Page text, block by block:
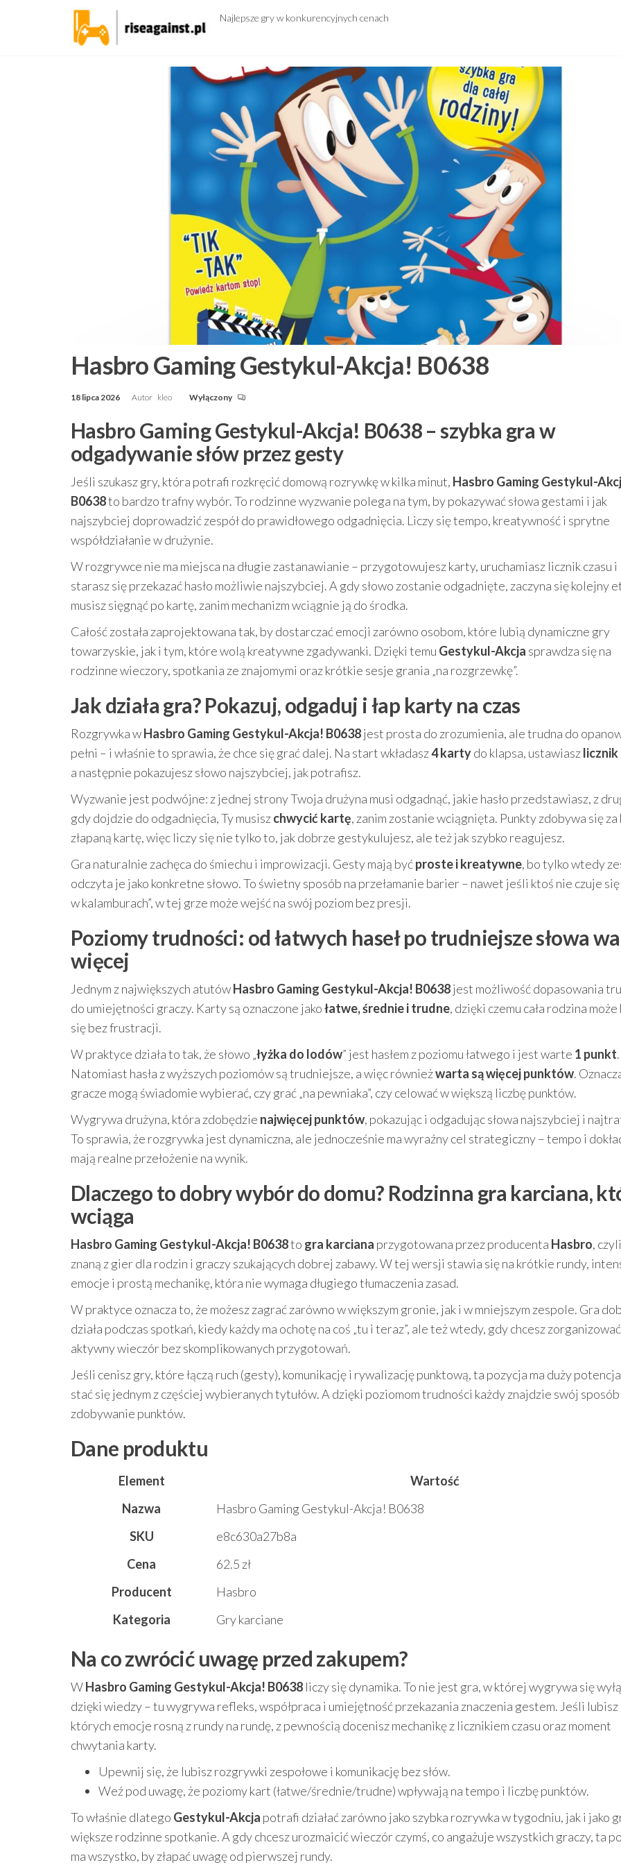
Najlepsze gry w konkurencyjnych cenach
Hasbro Gaming Gestykul-Akcja! B0638
18 lipca 2026 Autor kleo Wyłączony
Hasbro Gaming Gestykul-Akcja! B0638 – szybka gra w
odgadywanie słów przez gesty
Jeśli szukasz gry, która potrafi rozkręcić domową rozrywkę w kilka minut, Hasbro Gaming Gestykul-
B0638to bardzo trafny wybór. To rodzinne wyzwanie polega na tym, by pokazywać słowa gestami i jak
najszybciej doprowadzić zespół do prawidłowego odgadnięcia. Liczy się tempo, kreatywność i sprytne
współdziałanie w drużynie.
W rozgrywce nie ma miejsca na długie zastanawianie – przygotowujesz karty, uruchamiasz licznik czasu i
starasz się przekazać hasło możliwie najszybciej. A gdy słowo zostanie odgadnięte, zaczyna się kolejny
musisz sięgnąć po kartę, zanim mechanizm wciągnie ją do środka.
Całość została zaprojektowana tak, by dostarczać emocji zarówno osobom, które lubią dynamiczne gry
towarzyskie, jak i tym, które wolą kreatywne zgadywanki. Dzięki temu Gestykul-Akcja sprawdza się na
rodzinne wieczory, spotkania ze znajomymi oraz krótkie sesje grania „na rozgrzewkę”.
Jak działa gra? Pokazuj, odgaduj i łap karty na czas
Rozgrywka wHasbro Gaming Gestykul-Akcja! B0638jest prosta do zrozumienia, ale trudna do
pełni – i właśnie to sprawia, że chce się grać dalej. Na start wkładasz4 kartydo klapsa, ustawiaszlicznik
a następnie pokazujesz słowo najszybciej, jak potrafisz.
Wyzwanie jest podwójne: z jednej strony Twoja drużyna musi odgadnąć, jakie hasło przedstawiasz, z
gdy dojdzie do odgadnięcia, Ty musiszchwycić kartę, zanim zostanie wciągnięta. Punkty zdobywa się za
złapaną kartę, więc liczy się nie tylko to, jak dobrze gestykulujesz, ale też jak szybko reagujesz.
Gra naturalnie zachęca do śmiechu i improwizacji. Gesty mają byćproste i kreatywne, bo tylko wtedy
odczyta je jako konkretne słowo. To świetny sposób na przełamanie barier – nawet jeśli ktoś nie czuje
w kalamburach”, w tej grze może wejść na swój poziom bez presji.
Poziomy trudności: od łatwych haseł po trudniejsze słowa
więcej
Jednym z największych atutówHasbro Gaming Gestykul-Akcja! B0638jest możliwość dopasowania
do umiejętności graczy. Karty są oznaczone jakołatwe, średnie i trudne, dzięki czemu cała rodzina
się bez frustracji.
W praktyce działa to tak, że słowo „łyżka do lodów” jest hasłem z poziomu łatwego i jest warte 1 punkt.
Natomiast hasła z wyższych poziomów są trudniejsze, a więc równieżwarta są więcej punktów.
gracze mogą świadomie wybierać, czy grać „na pewniaka”, czy celować w większą liczbę punktów.
Wygrywa drużyna, która zdobędzie najwięcej punktów, pokazując i odgadując słowa najszybciej i
To sprawia, że rozgrywka jest dynamiczna, ale jednocześnie ma wyraźny cel strategiczny – tempo i
mają realne przełożenie na wynik.
Dlaczego to dobry wybór do domu? Rodzinna gra karciana,
wciąga
Hasbro Gaming Gestykul-Akcja! B0638to gra karciana przygotowana przez producenta Hasbro,
znaną z gier dla rodzin i graczy szukających dobrej zabawy. W tej wersji stawia się na krótkie rundy,
emocje i prostą mechanikę, która nie wymaga długiego tłumaczenia zasad.
W praktyce oznacza to, że możesz zagrać zarówno w większym gronie, jak i w mniejszym zespole. Gra
działa podczas spotkań, kiedy każdy ma ochotę na coś „tu i teraz”, ale też wtedy, gdy chcesz zorganizować
aktywny wieczór bez skomplikowanych przygotowań.
Jeśli cenisz gry, które łączą ruch (gesty), komunikację i rywalizację punktową, ta pozycja ma duży
stać się jednym z częściej wybieranych tytułów. A dzięki poziomom trudności każdy znajdzie swój sposób
zdobywanie punktów.
Dane produktu
Element
Wartość
Nazwa
Hasbro Gaming Gestykul-Akcja! B0638
SKU
e8c630a27b8a
Cena
62.5 zł
Producent
Hasbro
Kategoria
Gry karciane
Na co zwrócić uwagę przed zakupem?
WHasbro Gaming Gestykul-Akcja! B0638 liczy się dynamika. To nie jest gra, w której wygrywa się
dzięki wiedzy – tu wygrywa refleks, współpraca i umiejętność przekazania znaczenia gestem. Jeśli lubisz
których emocje rosną z rundy na rundę, z pewnością docenisz mechanikę z licznikiem czasu oraz moment
chwytania karty.
Upewnij się, że lubisz rozgrywki zespołowe i komunikację bez słów.
Weź pod uwagę, że poziomy kart (łatwe/średnie/trudne) wpływają na tempo i liczbę punktów.
To właśnie dlatego Gestykul-Akcja potrafi działać zarówno jako szybka rozrywka w tygodniu, jak i jako
większe rodzinne spotkanie. A gdy chcesz urozmaicić wieczór czymś, co angażuje wszystkich graczy, ta
ma wszystko, by złapać uwagę od pierwszej rundy.